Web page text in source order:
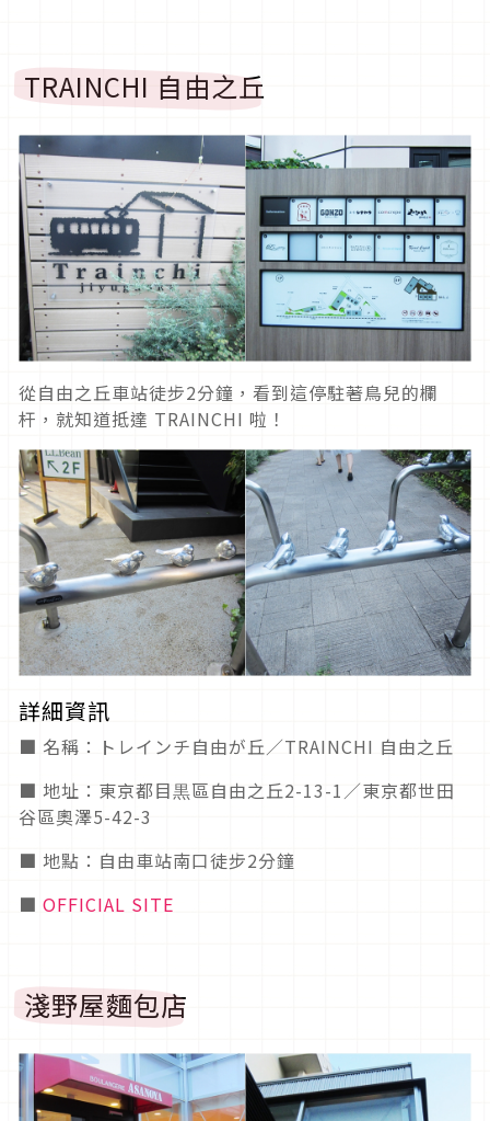
TRAINCHI 自由之丘
從自由之丘車站徒步2分鐘，看到這停駐著鳥兒的欄
杆，就知道抵達 TRAINCHI 啦！
詳細資訊
■ 名稱：トレインチ自由が丘／TRAINCHI 自由之丘
■ 地址：東京都目黒區自由之丘2-13-1／東京都世田
谷區奧澤5-42-3
■ 地點：自由車站南口徒步2分鐘
■ OFFICIAL SITE
淺野屋麵包店